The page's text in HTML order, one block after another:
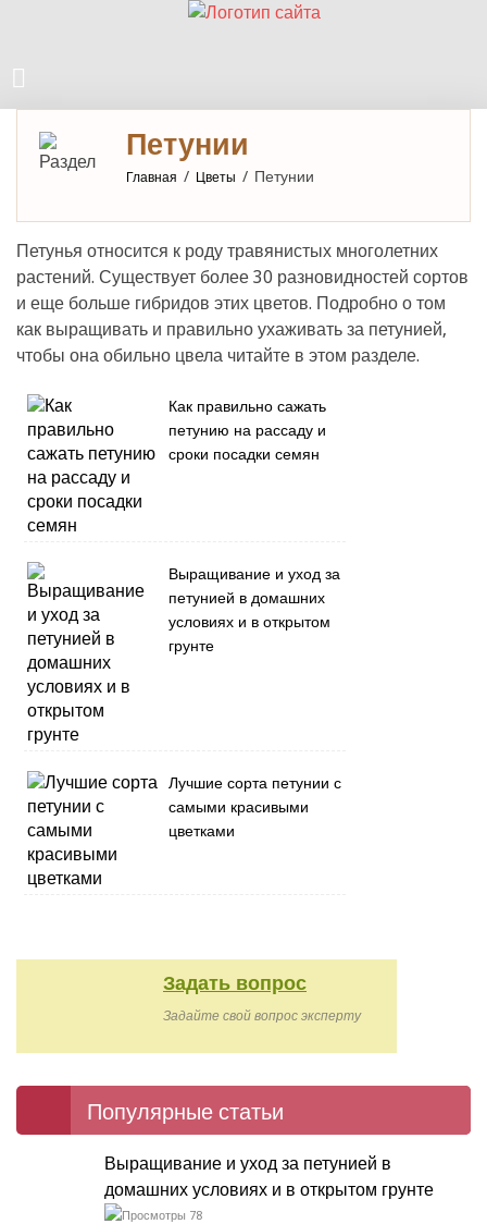
Петунии
Главная / Цветы / Петунии
Петунья относится к роду травянистых многолетних
растений. Существует более 30 разновидностей сортов
и еще больше гибридов этих цветов. Подробно о том
как выращивать и правильно ухаживать за петунией,
чтобы она обильно цвела читайте в этом разделе.
Как правильно сажать
петунию на рассаду и
сроки посадки семян
Выращивание и уход за
петунией в домашних
условиях и в открытом
грунте
Лучшие сорта петунии с
самыми красивыми
цветками
Задать вопрос
Задайте свой вопрос эксперту
Популярные статьи
Выращивание и уход за петунией в
домашних условиях и в открытом грунте
78